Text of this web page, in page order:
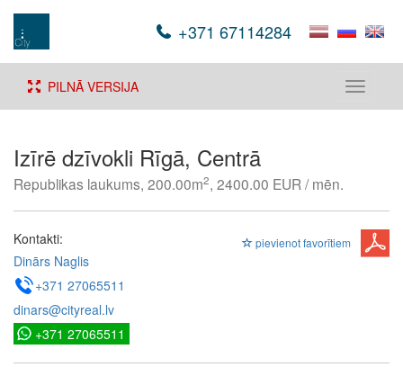
+371 67114284
Toggle
PILNĀ VERSIJA
Izīrē dzīvokli Rīgā, Centrā
Republikas laukums, 200.00m2, 2400.00 EUR / mēn.
pievienot favorītiem
Kontakti:
Dinārs Naglis
+371 27065511
dinars@cityreal.lv
+371 27065511